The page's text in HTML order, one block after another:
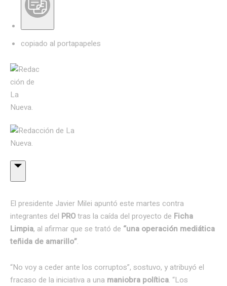
copiado al portapapeles
El presidente Javier Milei apuntó este martes contra
integrantes del PROtras la caída del proyecto de Ficha
Limpia, al afirmar que se trató de “una operación mediática
teñida de amarillo”.
“No voy a ceder ante los corruptos”, sostuvo, y atribuyó el
fracaso de la iniciativa a una maniobra política. “Los